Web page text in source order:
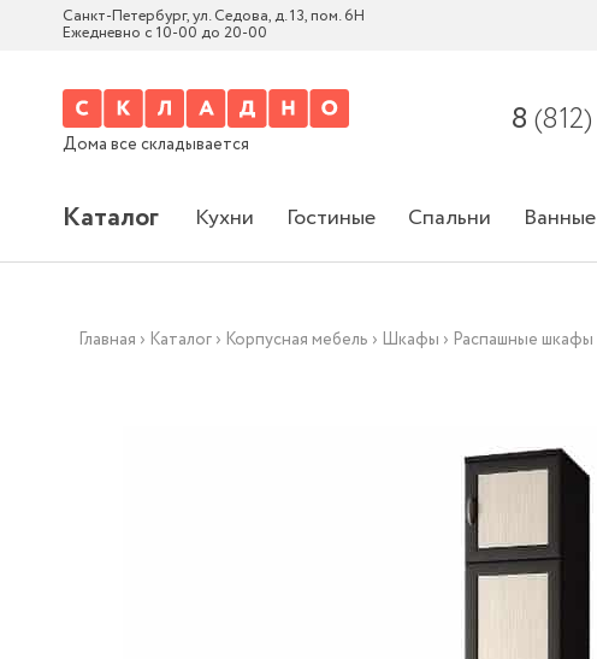
Санкт-Петербург, ул. Седова, д. 13, пом. 6Н
Ежедневно с 10-00 до 20-00
Дома все складывается
8 (812)
Каталог Кухни Гостиные Спальни Ванные
Главная › Каталог › Корпусная мебель › Шкафы › Распашные шкафы